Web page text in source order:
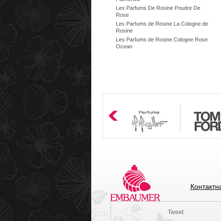
Les Parfums De Rosine Poudre De
Rose
Les Parfums de Rosine La Cologne de
Rosine
Les Parfums de Rosine Cologne Rose
Ocean
Tweet